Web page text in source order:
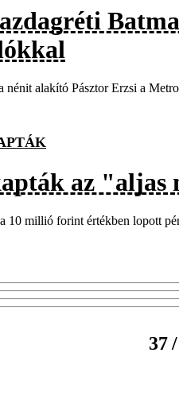
nénit alakító Pásztor Erzsi a
az "aljas
10 millió forint értékben lopott
37 /